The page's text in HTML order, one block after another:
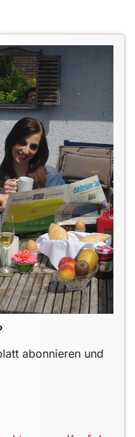
abonnieren und